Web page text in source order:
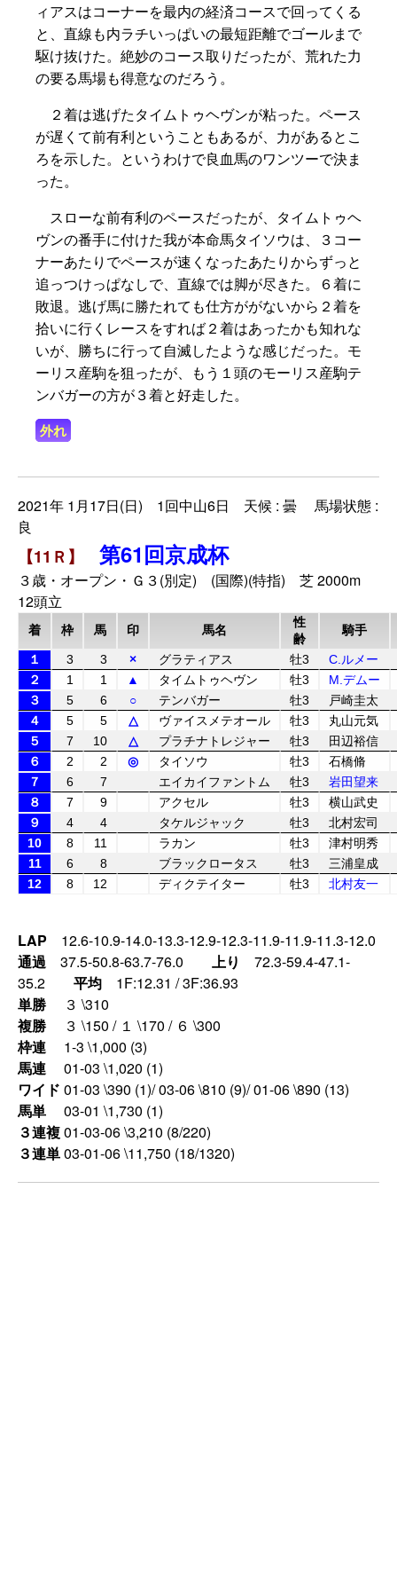
ィアスはコーナーを最内の経済コースで回ってくる
と、直線も内ラチいっぱいの最短距離でゴールまで
駆け抜けた。絶妙のコース取りだったが、荒れた力
の要る馬場も得意なのだろう。
２着は逃げたタイムトゥヘヴンが粘った。ペース
が遅くて前有利ということもあるが、力があるとこ
ろを示した。というわけで良血馬のワンツーで決ま
った。
スローな前有利のペースだったが、タイムトゥヘ
ヴンの番手に付けた我が本命馬タイソウは、３コー
ナーあたりでペースが速くなったあたりからずっと
追っつけっぱなしで、直線では脚が尽きた。６着に
敗退。逃げ馬に勝たれても仕方ががないから２着を
拾いに行くレースをすれば２着はあったかも知れな
いが、勝ちに行って自滅したような感じだった。モ
ーリス産駒を狙ったが、もう１頭のモーリス産駒テ
ンバガーの方が３着と好走した。
外れ
2021年 1月17日(日) 1回中山6日 天候 : 曇 馬場状態 :
良
【11Ｒ】 第61回京成杯
３歳・オープン・Ｇ３(別定) (国際)(特指) 芝 2000m
12頭立
着 枠 馬 印 馬名
性
齢
騎手
１ 3 3 × グラティアス 牡3
C.ルメー
２
1 1 ▲ タイムトゥヘヴン 牡3
M.デムー
３
5 6 ○ テンバガー 牡3
戸崎圭太
４
5 5 △ ヴァイスメテオール 牡3
丸山元気
５
7 10 △ プラチナトレジャー 牡3
田辺裕信
６
2 2 ◎ タイソウ 牡3
石橋脩
７
6 7 エイカイファントム 牡3
岩田望来
８
7 9 アクセル 牡3
横山武史
９
4 4 タケルジャック 牡3
北村宏司
10
8 11 ラカン 牡3
津村明秀
11
6 8 ブラックロータス 牡3
三浦皇成
12
8 12 ディクテイター 牡3 北村友一
LAP 12.6-10.9-14.0-13.3-12.9-12.3-11.9-11.9-11.3-12.0
通過 37.5-50.8-63.7-76.0 上り 72.3-59.4-47.1-
35.2 平均 1F:12.31 / 3F:36.93
単勝
３ \310
複勝
３ \150 / １ \170 / ６ \300
枠連
1-3 \1,000 (3)
馬連
01-03 \1,020 (1)
ワイド 01-03 \390 (1)/ 03-06 \810 (9)/ 01-06 \890 (13)
馬単
03-01 \1,730 (1)
３連複01-03-06 \3,210 (8/220)
３連単03-01-06 \11,750 (18/1320)